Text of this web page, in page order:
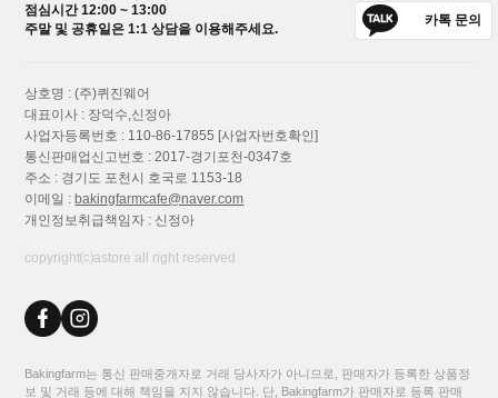
점심시간 12:00 ~ 13:00
주말 및 공휴일은 1:1 상담을 이용해주세요.
카톡 문의
상호명 : (주)퀴진웨어
대표이사 : 장덕수,신정아
사업자등록번호 : 110-86-17855 [사업자번호확인]
통신판매업신고번호 : 2017-경기포천-0347호
주소 : 경기도 포천시 호국로 1153-18
이메일 :bakingfarmcafe@naver.com
개인정보취급책임자 : 신정아
copyright⒞astore all right reserved
Bakingfarm는 통신 판매중개자로 거래 당사자가 아니므로, 판매자가 등록한 상품정
보 및 거래 등에 대해 책임을 지지 않습니다. 단, Bakingfarm가 판매자로 등록 판매